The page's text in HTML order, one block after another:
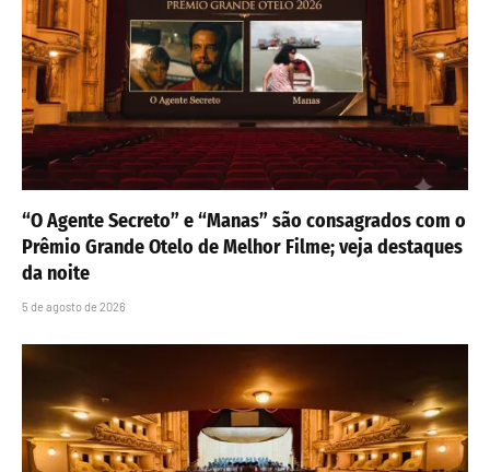
“O Agente Secreto” e “Manas” são consagrados com o
Prêmio Grande Otelo de Melhor Filme; veja destaques
da noite
5 de agosto de 2026